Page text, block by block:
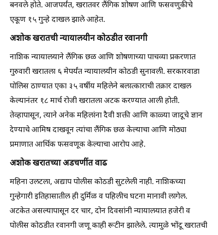
बनवले होते. आजपर्यंत, खरातवर लैंगिक शोषण आणि फसवणुकीचे
एकूण १५ गुन्हे दाखल झाले आहेत.
अशोक खरातची न्यायालयीन कोठडीत रवानगी
नाशिक न्यायालयाने लैंगिक छळ आणि शोषणाच्या पाचव्या प्रकरणात
गुरुवारी खरातला ६ मेपर्यंत न्यायालयीन कोठडी सुनावली. सरकारवाडा
पोलिस ठाण्यात एका ३५ वर्षीय महिलेने बलात्काराची तक्रार दाखल
केल्यानंतर १८ मार्च रोजी खरातला अटक करण्यात आली होती.
तेव्हापासून, त्याने अनेक महिलांना दैवी शक्ती आणि काळ्या जादूचे ज्ञान
देण्याचे आमिष दाखवून त्यांचा लैंगिक छळ केल्याचा आणि मोठ्या
प्रमाणात आर्थिक फसवणूक केल्याचा आरोप आहे.
अशोक खरातच्या अडचणींत वाढ
महिना उलटला, अद्याप पोलीस कोठडी सुटलेली नाही. नाशिकच्या
गुन्हेगारी इतिहासातील ही दुर्मिळ व पहिलीच घटना मानावी लागेल.
अटकेत असल्यापासून दर चार, दोन दिवसांनी न्यायालयात हजेरी व
पोलीस कोठडीत रवानगी जणू काही रूटीन झालेले. त्यामुळे भोंदू खरातची